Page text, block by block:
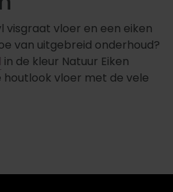
visgraat vloer en een eiken
van uitgebreid onderhoud?
in de kleur Natuur Eiken
vloer met de vele